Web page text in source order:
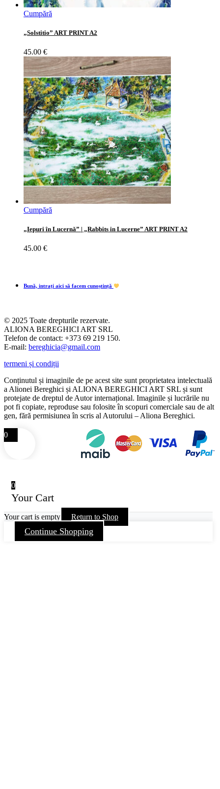
Cumpără
„Solstitio” ART PRINT A2
45.00 €
Cumpără
„Iepuri în Lucernă” | „Rabbits in Lucerne” ART PRINT A2
45.00 €
Bună, intrați aici să facem cunoștință
© 2025 Toate drepturile rezervate.
ALIONA BEREGHICI ART SRL
Telefon de contact: +373 69 219 150.
E-mail: bereghicia@gmail.com
termeni și condiții
Conținutul și imaginile de pe acest site sunt proprietatea intelectuală
a Alionei Bereghici și ALIONA BEREGHICI ART SRL și sunt
protejate de dreptul de Autor internațional. Imaginile și lucrările nu
pot fi copiate, reproduse sau folosite în scopuri comerciale sau de alt
gen, fără permisiunea în scris al Autorului – Aliona Bereghici.
0
0
Your Cart
Your cart is empty Return to Shop
Continue Shopping